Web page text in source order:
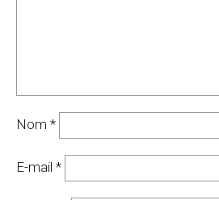
Nom *
E-mail *